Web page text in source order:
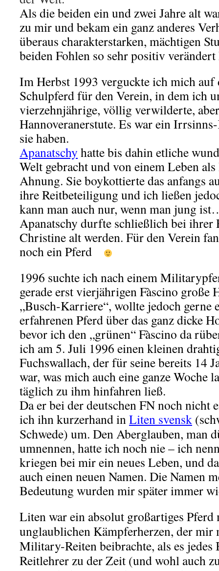
Als die beiden ein und zwei Jahre alt
zu mir und bekam ein ganz anderes
überaus charakterstarken, mächtigen
beiden Fohlen so sehr positiv verändert
Im Herbst 1993 verguckte ich mich auf
Schulpferd für den Verein, in dem ich
vierzehnjährige, völlig verwilderte,
Hannoveranerstute. Es war ein
sie haben.
Apanatschy hatte bis dahin etliche
Welt gebracht und von einem Leben
Ahnung. Sie boykottierte das anfangs
ihre Reitbeteiligung und ich ließen
kann man auch nur, wenn man jung
Apanatschy durfte schließlich bei ihrer
Christine alt werden. Für den Verein
noch ein Pferd
1996 suchte ich nach einem
gerade erst vierjährigen Fàscino große
„Busch-Karriere“, wollte jedoch gerne
erfahrenen Pferd über das ganz dicke
bevor ich den „grünen“ Fàscino da
ich am 5. Juli 1996 einen kleinen
Fuchswallach, der für seine bereits 14
war, was mich auch eine ganze Woche
täglich zu ihm hinfahren ließ.
Da er bei der deutschen FN noch nicht
ich ihn kurzerhand inLiten svensk
Schwede) um. Den Aberglauben, man
umnennen, hatte ich noch nie – ich
kriegen bei mir ein neues Leben, und
auch einen neuen Namen. Die Namen
Bedeutung wurden mir später immer
Liten war ein absolut großartiges Pferd
unglaublichen Kämpferherzen, der mir
Military-Reiten beibrachte, als es jedes
Reitlehrer zu der Zeit (und wohl auch